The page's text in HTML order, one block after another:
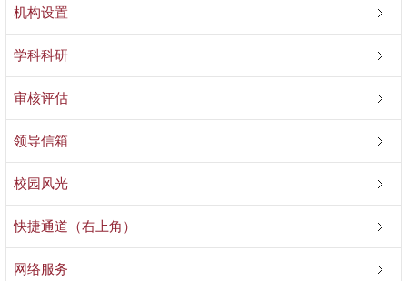
机构设置
学科科研
审核评估
领导信箱
校园风光
快捷通道（右上角）
网络服务